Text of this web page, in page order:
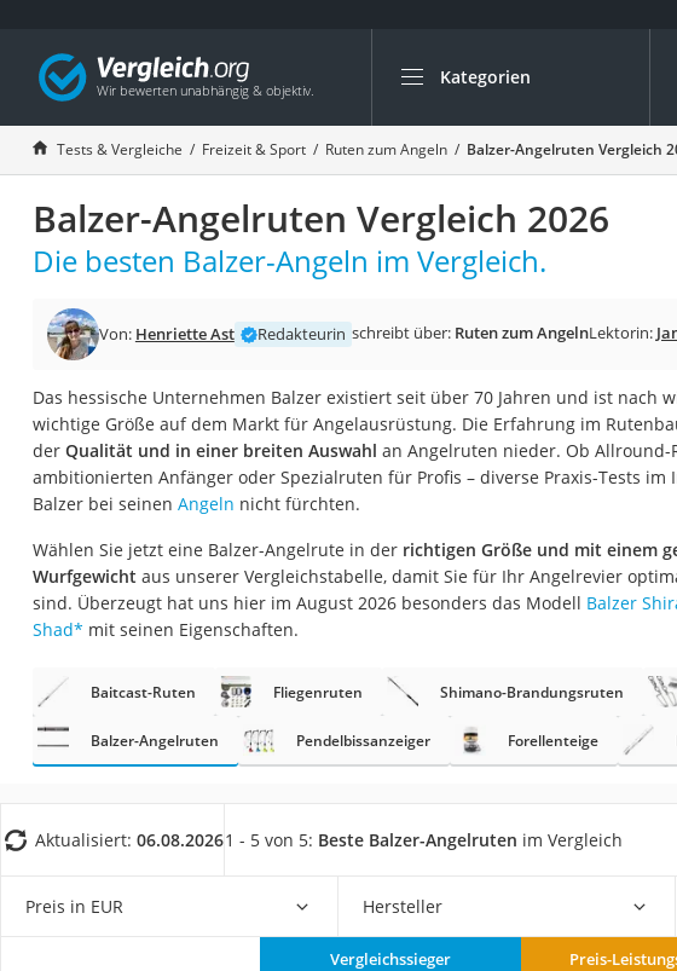
Kategorien
Die beliebtesten Vergleiche nach
Freizeit & Sport
Gartentrampolin
Trampolin
Metalldetektor
Eufab-Fahrradträger
Trampolin 366 cm
Aluminium-Koffer
Futterboot
Air Bike
Trekkingschuhe Herren
Reisetasche mit Rollen
Koffer
Nachtsichtgerät
Faltschloss
Vibrationsplatte
Sicherheitsweste Reiten
Service
Tests & Vergleiche Freizeit & Sport Ruten zum Angeln Balzer-Angelruten Vergleich
Balzer-Angelruten Vergleich 2026
Die besten Balzer-Angeln im Vergleich.
Von: Henriette Ast Redakteurin schreibt über: Ruten zum AngelnLektorin:
Das hessische Unternehmen Balzer existiert seit über 70 Jahren und ist nach
wichtige Größe auf dem Markt für Angelausrüstung. Die Erfahrung im
der Qualität und in einer breiten Auswahl an Angelruten nieder. Ob Allround-
ambitionierten Anfänger oder Spezialruten für Profis – diverse Praxis-Tests im
Balzer bei seinen Angeln nicht fürchten.
Wählen Sie jetzt eine Balzer-Angelrute in der richtigen Größe und mit einem
Wurfgewicht aus unserer Vergleichstabelle, damit Sie für Ihr Angelrevier
sind. Überzeugt hat uns hier im August 2026 besonders das Modell Balzer
Shad* mit seinen Eigenschaften.
Baitcast-Ruten Fliegenruten Shimano-Brandungsruten
Balzer-Angelruten Pendelbissanzeiger Forellenteige
Aktualisiert: 06.08.20261 - 5 von 5: Beste Balzer-Angelruten im Vergleich
Preis in EUR Hersteller
Vergleichssieger Preis-